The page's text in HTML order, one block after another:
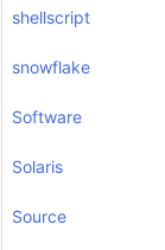
shellscript
snowflake
Software
Solaris
Source